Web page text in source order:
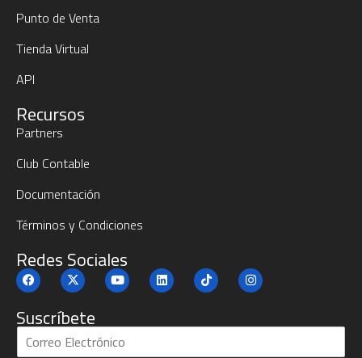
Punto de Venta
Tienda Virtual
API
Recursos
Partners
Club Contable
Documentación
Términos y Condiciones
Redes Sociales
Suscríbete
S